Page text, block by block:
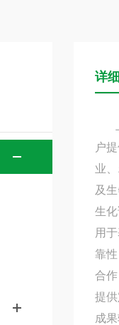
详
户
业
及
生
用
靠
合
提
成